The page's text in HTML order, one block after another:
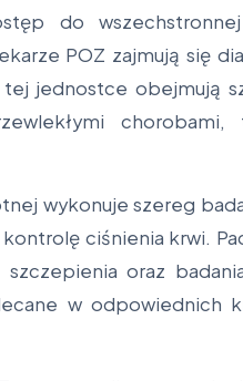
do
POZ zajmują się
jednostce obejmują
wykonuje szereg
ciśnienia krwi.
oraz
w odpowiednich